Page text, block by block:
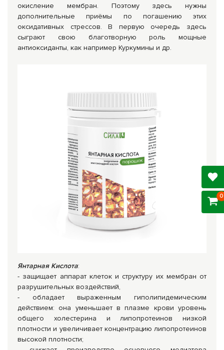
окисление мембран. Поэтому здесь нужны
дополнительные приёмы по погашению этих
оксидативных стрессов. В первую очередь здесь
сыграют свою благотворную роль мощные
антиоксиданты, как например Куркумины и др.
Янтарная Кислота:
- защищает аппарат клеток и структуру их мембран от
разрушительных воздействий,
- обладает выраженным гиполипидемическим
действием: она уменьшает в плазме крови уровень
общего холестерина и липопротеинов низкой
плотности и увеличивает концентрацию липопротеинов
высокой плотности;
0